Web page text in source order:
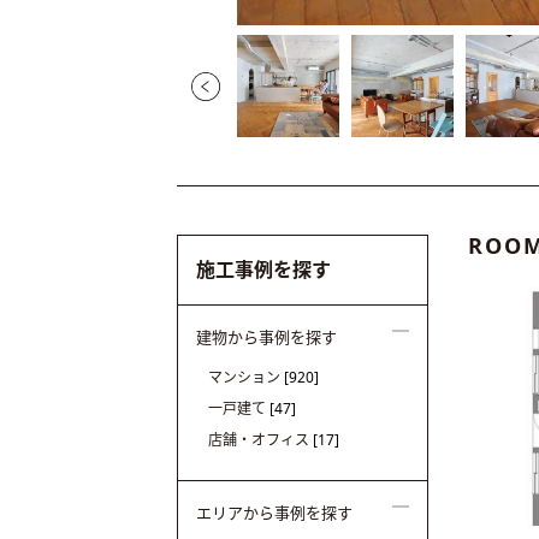
施工事例を探す
建物から事例を探す
マンション [920]
一戸建て [47]
店舗・オフィス [17]
エリアから事例を探す